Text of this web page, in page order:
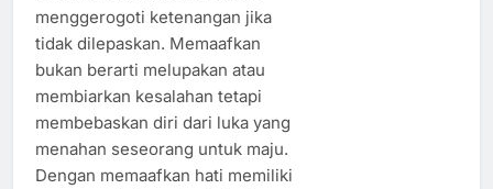
menggerogoti ketenangan jika
tidak dilepaskan. Memaafkan
bukan berarti melupakan atau
membiarkan kesalahan tetapi
membebaskan diri dari luka yang
menahan seseorang untuk maju.
Dengan memaafkan hati memiliki